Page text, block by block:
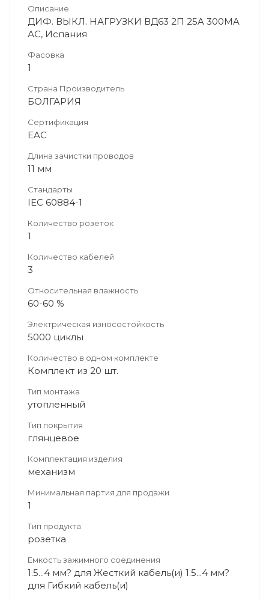
Описание
ДИФ. ВЫКЛ. НАГРУЗКИ ВД63 2П 25A 300MA
АС, Испания
Фасовка
1
Страна Производитель
БОЛГАРИЯ
Сертификация
EAC
Длина зачистки проводов
11 мм
Стандарты
IEC 60884-1
Количество розеток
1
Количество кабелей
3
Относительная влажность
60-60 %
Электрическая износостойкость
5000 циклы
Количество в одном комплекте
Комплект из 20 шт.
Тип монтажа
утопленный
Тип покрытия
глянцевое
Комплектация изделия
механизм
Минимальная партия для продажи
1
Тип продукта
розетка
Емкость зажимного соединения
1.5...4 мм? для Жесткий кабель(и) 1.5...4 мм?
для Гибкий кабель(и)